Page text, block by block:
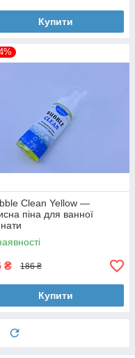
Купити
Clean Yellow —
піна для ванної
₴ 186 ₴
Купити